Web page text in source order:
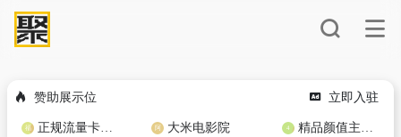
赞助展示位 立即入驻
正规流量卡免费加盟合作 大米电影院 精品颜值主播定制